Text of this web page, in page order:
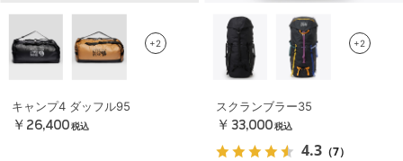
+2
キャンプ4 ダッフル95
￥26,400 税込
+2
スクランブラー35
￥33,000 税込
4.3 （7）